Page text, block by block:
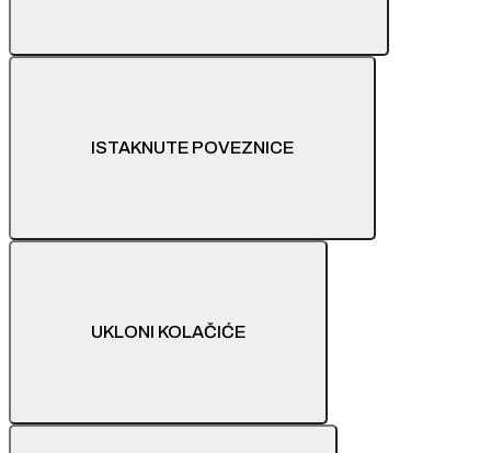
ISTAKNUTE POVEZNICE
UKLONI KOLAČIĆE